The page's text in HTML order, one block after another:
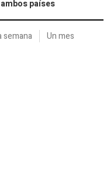
países
semana Un mes